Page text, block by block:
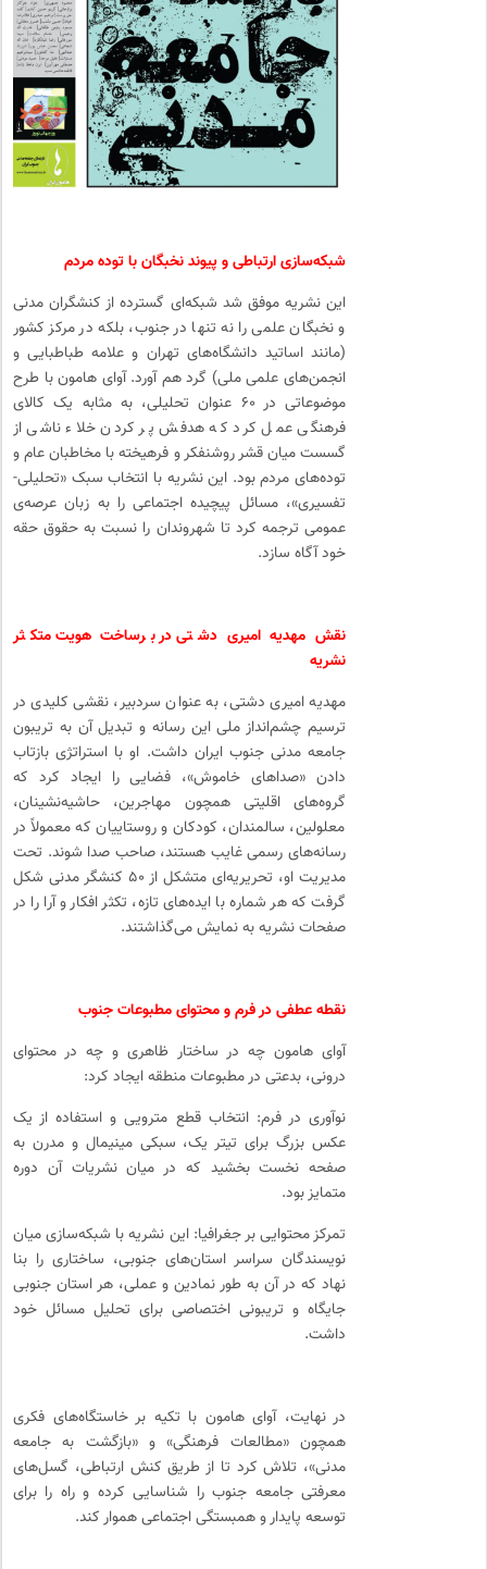
شبکه‌سازی ارتباطی و پیوند نخبگان با توده مردم
این نشریه موفق شد شبکه‌ای گسترده از کنشگران مدنی
و نخبگان علمی را نه تنها در جنوب، بلکه در مرکز کشور
(مانند اساتید دانشگاه‌های تهران و علامه طباطبایی و
انجمن‌های علمی ملی) گرد هم آورد. آوای هامون با طرح
موضوعاتی در ۶۰ عنوان تحلیلی، به مثابه یک کالای
فرهنگی عمل کرد که هدفش پر کردن خلاء ناشی از
گسست میان قشر روشنفکر و فرهیخته با مخاطبان عام و
توده‌های مردم بود. این نشریه با انتخاب سبک «تحلیلی-
تفسیری»، مسائل پیچیده اجتماعی را به زبان عرصه‌ی
عمومی ترجمه کرد تا شهروندان را نسبت به حقوق حقه
خود آگاه سازد.
نقش مهدیه امیری دشتی در برساخت هویت متکثر
نشریه
مهدیه امیری دشتی، به عنوان سردبیر، نقشی کلیدی در
ترسیم چشم‌انداز ملی این رسانه و تبدیل آن به تریبون
جامعه مدنی جنوب ایران داشت. او با استراتژی بازتاب
دادن «صداهای خاموش»، فضایی را ایجاد کرد که
گروه‌های اقلیتی همچون مهاجرین، حاشیه‌نشینان،
معلولین، سالمندان، کودکان و روستاییان که معمولاً در
رسانه‌های رسمی غایب هستند، صاحب صدا شوند. تحت
مدیریت او، تحریریه‌ای متشکل از ۵۰ کنشگر مدنی شکل
گرفت که هر شماره با ایده‌های تازه، تکثر افکار و آرا را در
صفحات نشریه به نمایش می‌گذاشتند.
نقطه عطفی در فرم و محتوای مطبوعات جنوب
آوای هامون چه در ساختار ظاهری و چه در محتوای
درونی، بدعتی در مطبوعات منطقه ایجاد کرد:
نوآوری در فرم: انتخاب قطع مترویی و استفاده از یک
عکس بزرگ برای تیتر یک، سبکی مینیمال و مدرن به
صفحه نخست بخشید که در میان نشریات آن دوره
متمایز بود.
تمرکز محتوایی بر جغرافیا: این نشریه با شبکه‌سازی میان
نویسندگان سراسر استان‌های جنوبی، ساختاری را بنا
نهاد که در آن به طور نمادین و عملی، هر استان جنوبی
جایگاه و تریبونی اختصاصی برای تحلیل مسائل خود
داشت.
در نهایت، آوای هامون با تکیه بر خاستگاه‌های فکری
همچون «مطالعات فرهنگی» و «بازگشت به جامعه
مدنی»، تلاش کرد تا از طریق کنش ارتباطی، گسل‌های
معرفتی جامعه جنوب را شناسایی کرده و راه را برای
توسعه پایدار و همبستگی اجتماعی هموار کند.